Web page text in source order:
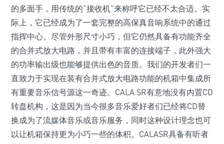
的多面手，用传统的“接收机”来称呼它已经不太合适。实
际上，它已经成为了一套完整的高保真音响系统中的通过
指挥中心。尽管外形尺寸小巧，但它仍然具备有功能齐全
的合并式放大电路，并且带有丰富的连接端子，此外强大
的功率输出级也能够提供出色的音质。我们的开发者们一
直致力于实现在装有合并式放大电路功能的机箱中集成所
有重要音乐信号源这一奇迹。CALA SR有意地没有内置CD
转盘机构，这是因为当今很多音乐爱好者们已经将CD替
换成为了流媒体音乐或音乐服务，同时这种设计理念也可
以让机箱保持更为小巧一些的体积。CALASR具备有听者